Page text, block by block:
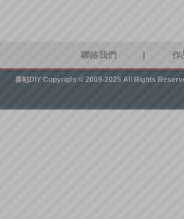
聯絡我們 作
喜帖DIY Copyright © 2009-2025 All Rights